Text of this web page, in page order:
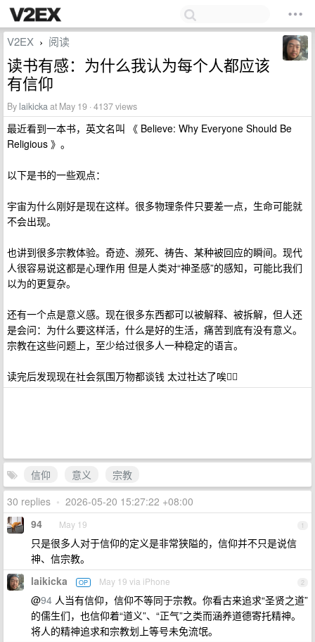
V2EX › 阅读
读书有感：为什么我认为每个人都应该
有信仰
By laikickaat May 19 · 4137 views
最近看到一本书，英文名叫 《 Believe: Why Everyone Should Be
Religious 》。
以下是书的一些观点：
宇宙为什么刚好是现在这样。很多物理条件只要差一点，生命可能就
不会出现。
也讲到很多宗教体验。奇迹、濒死、祷告、某种被回应的瞬间。现代
人很容易说这都是心理作用 但是人类对“神圣感”的感知，可能比我们
以为的更复杂。
还有一个点是意义感。现在很多东西都可以被解释、被拆解，但人还
是会问：为什么要这样活，什么是好的生活，痛苦到底有没有意义。
宗教在这些问题上，至少给过很多人一种稳定的语言。
读完后发现现在社会氛围万物都谈钱 太过社达了唉😮‍💨
信仰 意义
宗教
30 replies • 2026-05-20 15:27:22 +08:00
1
94 May 19
只是很多人对于信仰的定义是非常狭隘的，信仰并不只是说信
神、信宗教。
2
laikicka OP May 19 via iPhone
@94 人当有信仰，信仰不等同于宗教。你看古来追求“圣贤之道”
的儒生们，也信仰着“道义”、“正气”之类而涵养道德寄托精神。
将人的精神追求和宗教划上等号未免流氓。